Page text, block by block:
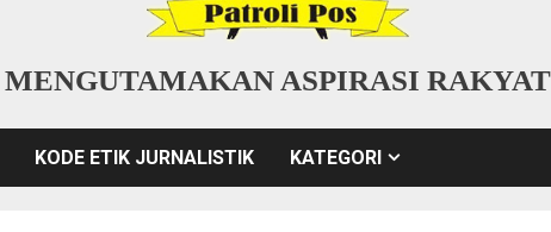
MENGUTAMAKAN ASPIRASI RAKYAT
KODE ETIK JURNALISTIK KATEGORI